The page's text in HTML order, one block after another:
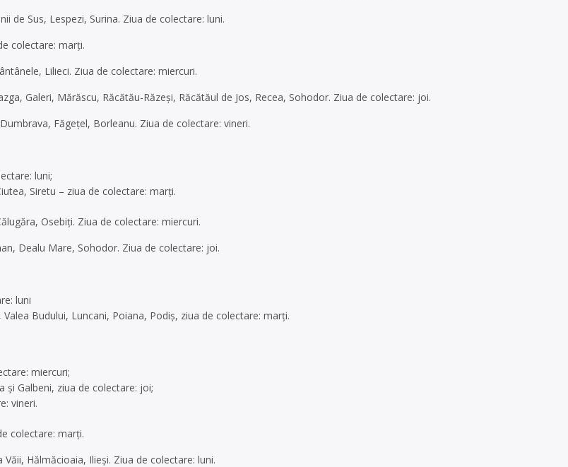
de Sus, Lespezi, Surina. Ziua de colectare: luni.
colectare: marți.
Lilieci. Ziua de colectare: miercuri.
Galeri, Mărăscu, Răcătău-Răzeși, Răcătăul de Jos, Recea, Sohodor. Ziua de colectare: joi.
Făgețel, Borleanu. Ziua de colectare: vineri.
luni;
Siretu – ziua de colectare: marți.
Osebiți. Ziua de colectare: miercuri.
Dealu Mare, Sohodor. Ziua de colectare: joi.
luni
Budului, Luncani, Poiana, Podiș, ziua de colectare: marți.
miercuri;
și Galbeni, ziua de colectare: joi;
vineri.
colectare: marți.
Hălmăcioaia, Ilieși. Ziua de colectare: luni.